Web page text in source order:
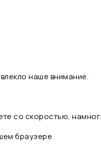
наше внимание.
со скоростью,
браузере